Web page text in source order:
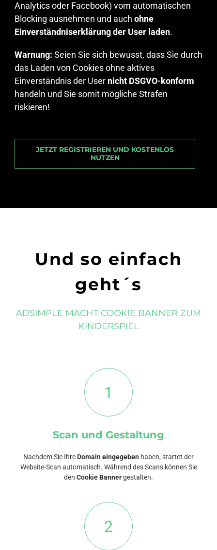
Analytics oder Facebook) vom automatischen
Blocking ausnehmen und auch ohne
Einverständniserklärung der User laden.
Warnung: Seien Sie sich bewusst, dass Sie durch
das Laden von Cookies ohne aktives
Einverständnis der User nicht DSGVO-konform
handeln und Sie somit mögliche Strafen
riskieren!
JETZT REGISTRIEREN UND KOSTENLOS
NUTZEN
Und so einfach
geht´s
ADSIMPLE MACHT COOKIE BANNER ZUM
KINDERSPIEL
1
Scan und Gestaltung
Nachdem Sie Ihre Domain eingegeben haben, startet der
Website-Scan automatisch. Während des Scans können Sie
den Cookie Bannergestalten.
2